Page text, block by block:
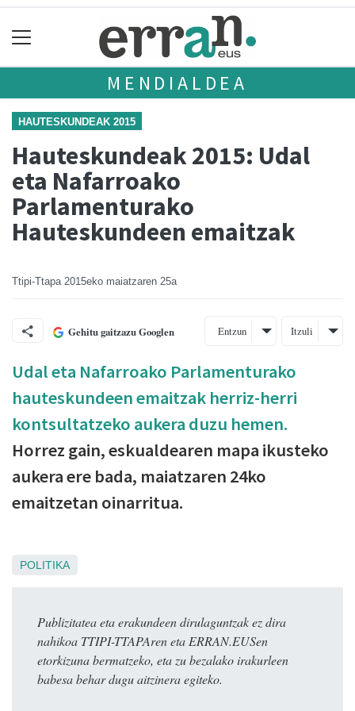
MENDIALDEA
HAUTESKUNDEAK 2015
Hauteskundeak 2015: Udal
eta Nafarroako
Parlamenturako
Hauteskundeen emaitzak
Ttipi-Ttapa 2015eko maiatzaren 25a
Gehitu gaitzazu Googlen Entzun Itzuli
Udal eta Nafarroako Parlamenturako
hauteskundeen emaitzak herriz-herri
kontsultatzeko aukera duzu hemen.
Horrez gain, eskualdearen mapa ikusteko
aukera ere bada, maiatzaren 24ko
emaitzetan oinarritua.
POLITIKA
Publizitatea eta erakundeen dirulaguntzak ez dira
nahikoa TTIPI-TTAPAren eta ERRAN.EUSen
etorkizuna bermatzeko, eta zu bezalako irakurleen
babesa behar dugu aitzinera egiteko.